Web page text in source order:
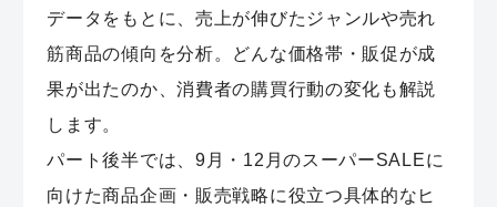
データをもとに、売上が伸びたジャンルや売れ
筋商品の傾向を分析。どんな価格帯・販促が成
果が出たのか、消費者の購買行動の変化も解説
します。
パート後半では、9月・12月のスーパーSALEに
向けた商品企画・販売戦略に役立つ具体的なヒ